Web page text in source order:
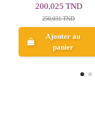
31,730 TND
Aperçu